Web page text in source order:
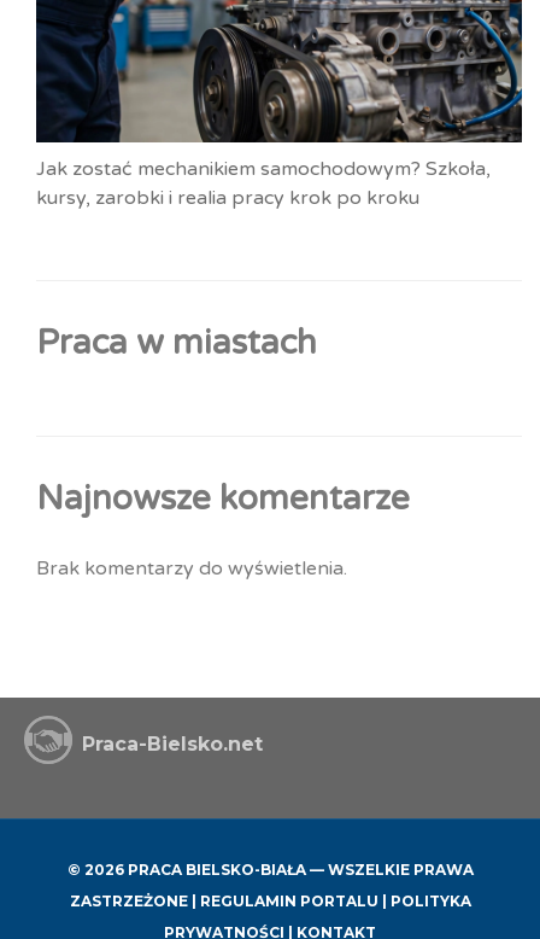
Jak zostać mechanikiem samochodowym? Szkoła,
kursy, zarobki i realia pracy krok po kroku
Praca w miastach
Najnowsze komentarze
Brak komentarzy do wyświetlenia.
Praca-Bielsko.net
© 2026 PRACA BIELSKO-BIAŁA — WSZELKIE PRAWA
ZASTRZEŻONE | REGULAMIN PORTALU
POLITYKA
PRYWATNOŚCI
KONTAKT